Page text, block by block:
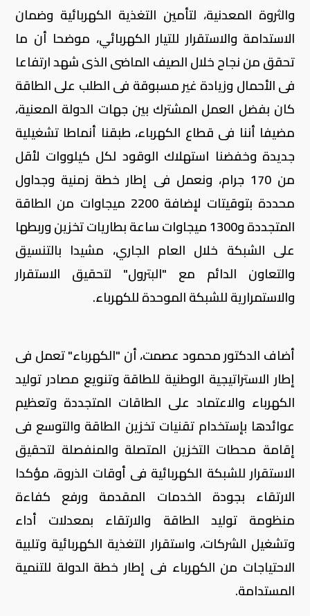
والثروة المعدنية، لتأمين التغذية الكهربائية وضمان
الاستدامة والاستقرار للتيار الكهربائي، موضحا أن ما
تحقق من نجاح خلال الصيف الماضى الذى شهد ارتفاعا
فى الأحمال وزيادة غير مسبوقة فى الطلب على الطاقة
كان بفضل العمل المشترك بين جهات الدولة المعنية،
مضيفا أننا فى قطاع الكهرباء، طبقنا أنماطا تشغيلية
جديدة وخفضنا استهلاك الوقود لكل كيلووات لأقل
من 170 جرام، ونعمل فى إطار خطة زمنية وجداول
محددة بتوقيتات لإضافة 2200 ميجاوات من الطاقة
المتجددة و1300 ميجاوات ساعة بطاريات تخزين وربطها
على الشبكة خلال العام الجاري، مشيدا بالتنسيق
والتعاون الدائم مع "البترول" لتحقيق الاستقرار
والاستمرارية للشبكة الموحدة للكهرباء.
أضاف الدكتور محمود عصمت، أن "الكهرباء" تعمل فى
إطار الاستراتيجية الوطنية للطاقة وتنويع مصادر توليد
الكهرباء والاعتماد على الطاقات المتجددة وتعظيم
عوائدها بإستخدام تقنيات تخزين الطاقة والتوسع فى
إقامة محطات التخزين المتصلة والمنفصلة لتحقيق
الاستقرار للشبكة الكهربائية فى أوقات الذروة، مؤكدا
الارتقاء بجودة الخدمات المقدمة ورفع كفاءة
منظومة توليد الطاقة والارتقاء بمعدلات أداء
وتشغيل الشركات، واستقرار التغذية الكهربائية وتلبية
الاحتياجات من الكهرباء فى إطار خطة الدولة للتنمية
المستدامة.